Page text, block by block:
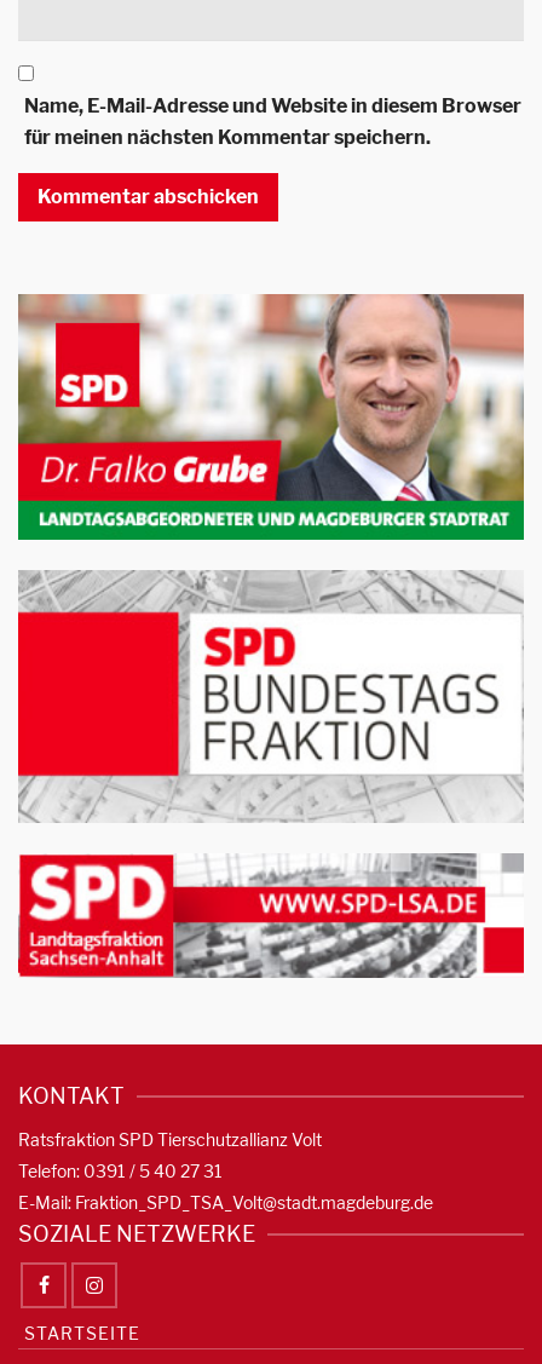
Name, E-Mail-Adresse und Website in diesem Browser
für meinen nächsten Kommentar speichern.
KONTAKT
Ratsfraktion SPD Tierschutzallianz Volt
Telefon: 0391 / 5 40 27 31
E-Mail: Fraktion_SPD_TSA_Volt@stadt.magdeburg.de
SOZIALE NETZWERKE
STARTSEITE